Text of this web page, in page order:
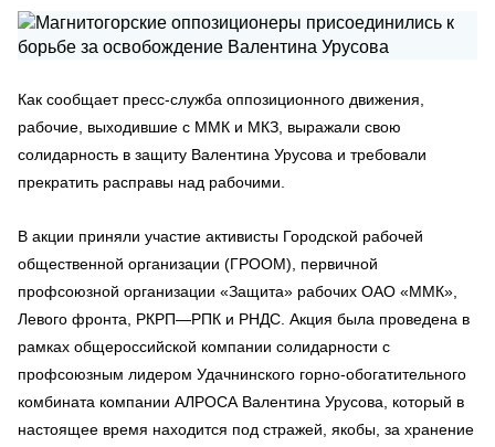
Как сообщает пресс-служба оппозиционного движения,
рабочие, выходившие с ММК и МКЗ, выражали свою
солидарность в защиту Валентина Урусова и требовали
прекратить расправы над рабочими.
В акции приняли участие активисты Городской рабочей
общественной организации (ГРООМ), первичной
профсоюзной организации «Защита» рабочих ОАО «ММК»,
Левого фронта, РКРП—РПК и РНДС. Акция была проведена в
рамках общероссийской компании солидарности с
профсоюзным лидером Удачнинского горно-обогатительного
комбината компании АЛРОСА Валентина Урусова, который в
настоящее время находится под стражей, якобы, за хранение